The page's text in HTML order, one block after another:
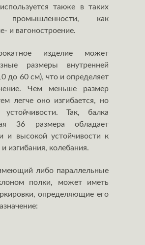
также в таких
промышленности, как
и вагоностроение.
изделие может
размеры внутренней
до 60 см), что и определяет
Чем меньше размер
легче оно изгибается, но
Так, балка
36 размера обладает
и высокой устойчивости к
и изгибания, колебания.
либо параллельные
полки, может иметь
определяющие его